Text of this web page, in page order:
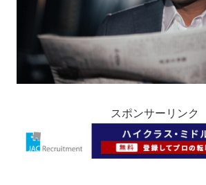
スポンサーリンク